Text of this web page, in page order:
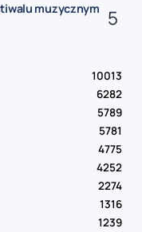
muzycznym
10013
6282
5789
5781
4775
4252
2274
1316
1239